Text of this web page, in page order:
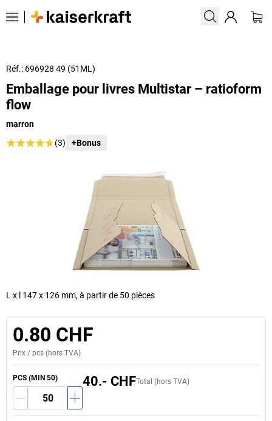
Réf.: 696928 49 (51ML)
Emballage pour livres Multistar – ratioform
flow
marron
(3)
+Bonus
L x l 147 x 126 mm, à partir de 50 pièces
0.80 CHF
Prix / pcs (hors TVA)
PCS (MIN 50) Total (hors TVA)
40.- CHF